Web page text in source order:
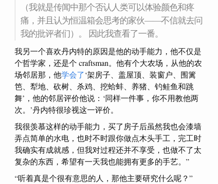
（我就是传闻中那个否认人类可以体验颜色和疼
痛，并且认为恒温箱会思考的家伙——不信就去问
我的批评者们）。 因此我查看了一番。
我另一个喜欢丹内特的原因是他的动手能力，他不仅是
个哲学家，还是个 craftsman。他有个大农场，从他的农
场邻居那，他学会了‘架房子、盖屋顶、装窗户、围篱
笆、犁地、砍树、杀鸡、挖蛤蚌、养猪、钓鲑鱼和跳
舞’，他的邻居评价他说：‘同样一件事，你不用教他两
次。’丹内特很珍视这一评价。
我很羡慕这样的动手能力，买了房子后虽然我也会漆墙
弄点简单的水电，也时不时跟你做点木头手工，完工时
我确实有成就感，但我对过程还并不享受，也做不了太
复杂的东西，希望有一天我也能拥有更多的手艺。”
“听着真是个很有意思的人，那他主要研究什么呢？”